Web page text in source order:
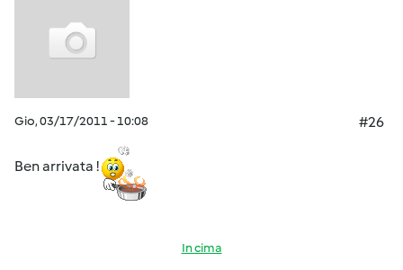
Gio, 03/17/2011 - 10:08 #26
Ben arrivata !
In cima